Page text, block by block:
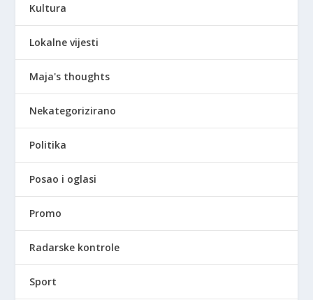
Kultura
Lokalne vijesti
Maja's thoughts
Nekategorizirano
Politika
Posao i oglasi
Promo
Radarske kontrole
Sport